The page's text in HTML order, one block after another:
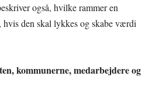
også, hvilke rammer en
hvis den skal lykkes og skabe værdi
kommunerne, medarbejdere og